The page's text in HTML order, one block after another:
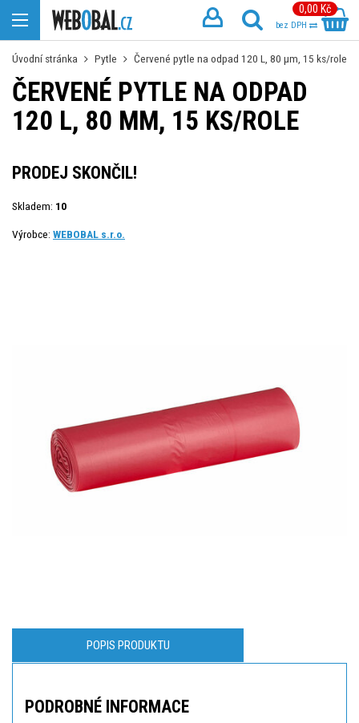
0,00 Kč
bez DPH
Úvodní stránka Pytle Červené pytle na odpad 120 L, 80 µm, 15 ks/role
ČERVENÉ PYTLE NA ODPAD
120 L, 80 ΜM, 15 KS/ROLE
PRODEJ SKONČIL!
Skladem: 10
Výrobce: WEBOBAL s.r.o.
POPIS PRODUKTU
PODROBNÉ INFORMACE